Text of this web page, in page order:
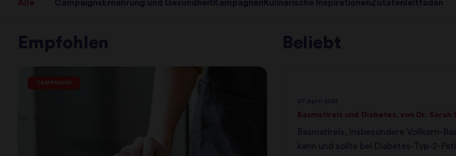
Alle Campaigns Ernährung und Gesundheit Kampagnen Kulinarische InspirationenZutatenleitfaden
Empfohlen Beliebt
CAMPAIGNS
Basmatireis und Diabetes, von Dr. Sarah
Basmatireis, insbesondere Vollkorn-
kann und sollte bei Diabetes-Typ-2-